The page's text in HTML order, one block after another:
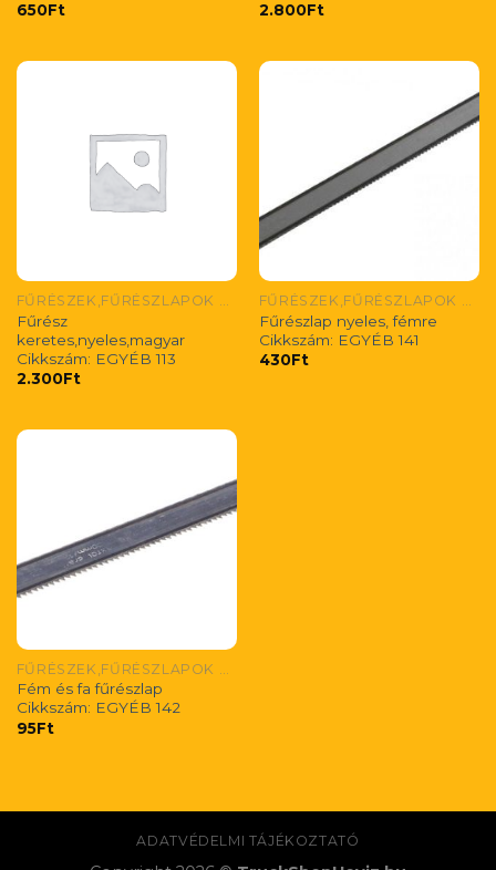
650Ft
2.800Ft
Fűrész
keretes,nyeles,magyar
Cikkszám: EGYÉB 113
2.300Ft
Fűrészlap nyeles, fémre
Cikkszám: EGYÉB 141
430Ft
Fém és fa fűrészlap
Cikkszám: EGYÉB 142
95Ft
ADATVÉDELMI TÁJÉKOZTATÓ